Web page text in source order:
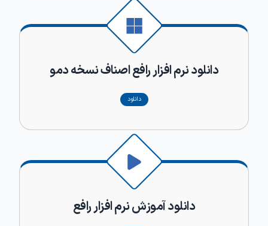
دانلود نرم افزار رافع اصناف نسخه دمو
دانلود
دانلود آموزش نرم افزار رافع‌